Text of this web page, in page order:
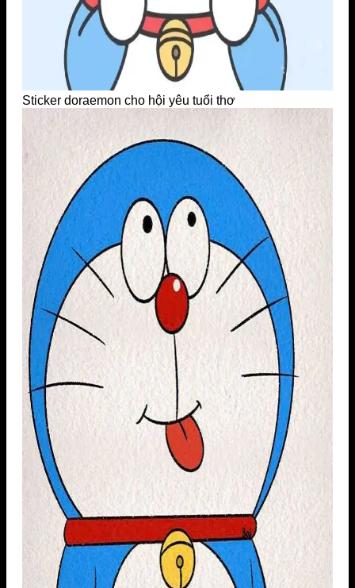
Sticker doraemon cho hội yêu tuổi thơ